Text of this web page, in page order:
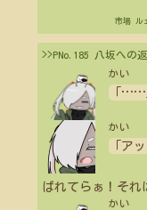
市場 ル
>>PNo.185 八坂への
かい
……
かい
「ア
ばれてらぁ！それ
かい